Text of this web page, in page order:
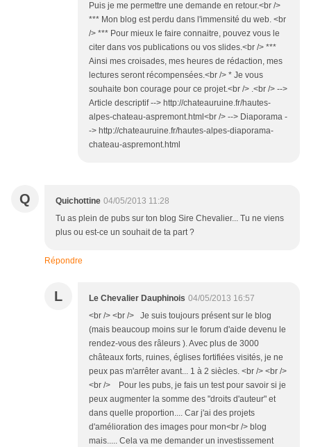
Puis je me permettre une demande en retour.<br />
*** Mon blog est perdu dans l'immensité du web. <br
/> *** Pour mieux le faire connaitre, pouvez vous le
citer dans vos publications ou vos slides.<br /> ***
Ainsi mes croisades, mes heures de rédaction, mes
lectures seront récompensées.<br /> * Je vous
souhaite bon courage pour ce projet.<br /> .<br /> -->
Article descriptif --> http://chateauruine.fr/hautes-
alpes-chateau-aspremont.html<br /> --> Diaporama -
-> http://chateauruine.fr/hautes-alpes-diaporama-
chateau-aspremont.html
Q Quichottine 04/05/2013 11:28
Tu as plein de pubs sur ton blog Sire Chevalier... Tu ne viens
plus ou est-ce un souhait de ta part ?
Répondre
L Le Chevalier Dauphinois 04/05/2013 16:57
<br /> <br /> Je suis toujours présent sur le blog
(mais beaucoup moins sur le forum d'aide devenu le
rendez-vous des râleurs ). Avec plus de 3000
châteaux forts, ruines, églises fortifiées visités, je ne
peux pas m'arrêter avant... 1 à 2 siècles. <br /> <br />
<br /> Pour les pubs, je fais un test pour savoir si je
peux augmenter la somme des "droits d'auteur" et
dans quelle proportion.... Car j'ai des projets
d'amélioration des images pour mon<br /> blog
mais..... Cela va me demander un investissement